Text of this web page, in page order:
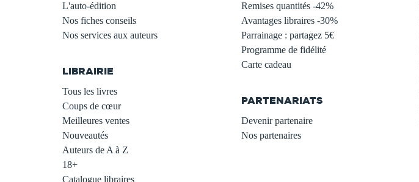
L'auto-édition
Nos fiches conseils
Nos services aux auteurs
LIBRAIRIE
Tous les livres
Coups de cœur
Meilleures ventes
Nouveautés
Auteurs de A à Z
18+
Catalogue libraires
Remises quantités -42%
Avantages libraires -30%
Parrainage : partagez 5€
Programme de fidélité
Carte cadeau
PARTENARIATS
Devenir partenaire
Nos partenaires